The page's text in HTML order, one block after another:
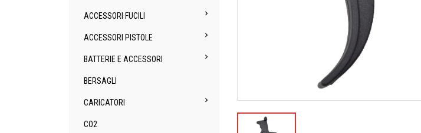
ACCESSORI FUCILI 
ACCESSORI PISTOLE 
BATTERIE E ACCESSORI 
BERSAGLI
CARICATORI 
CO2